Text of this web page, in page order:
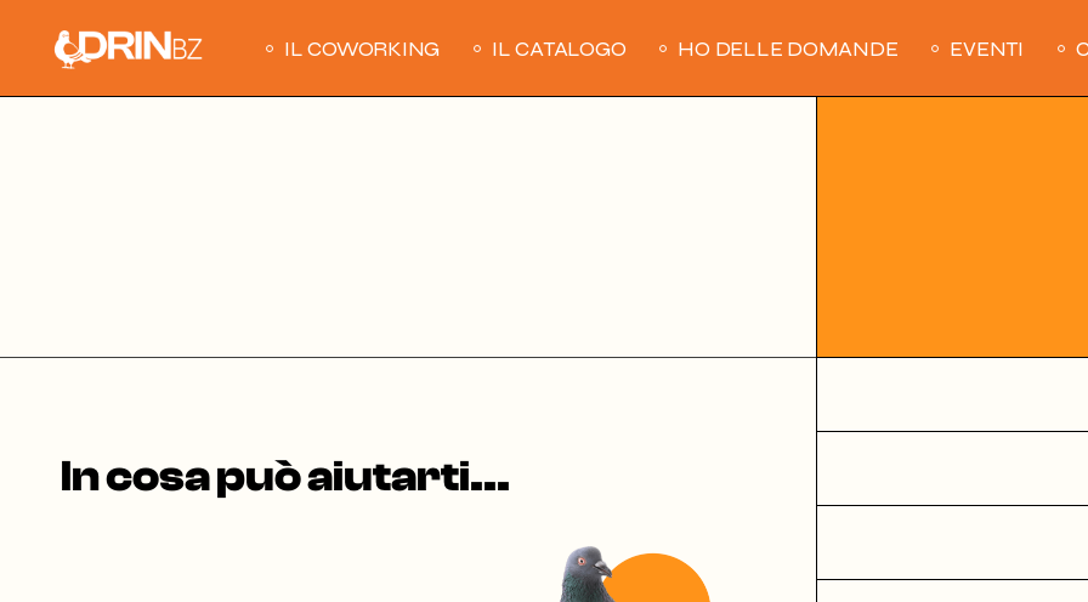
content
IL COWORKING IL CATALOGO HO DELLE DOMANDE EVENTI
In cosa può aiutarti...